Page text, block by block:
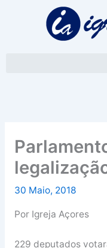
30 Maio, 2018
Por Igreja Açores
229 deputados